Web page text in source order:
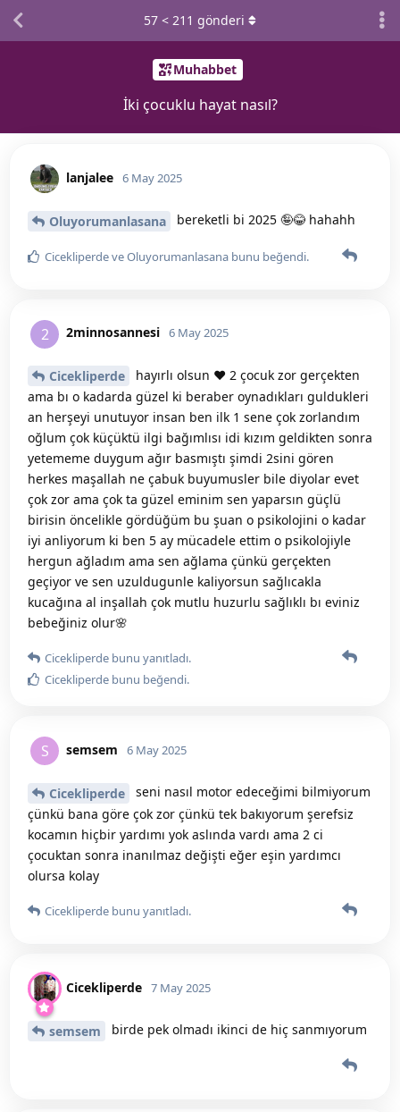
Muhabbet
İki çocuklu hayat nasıl?
57 < 211 gönderi
lanjalee 6 May 2025
Oluyorumanlasana bereketli bi 2025 🤪😂 hahahh
CicekliperdeveOluyorumanlasana bunu beğendi.
2 2minnosannesi 6 May 2025
Cicekliperde
hayırlı olsun ❤️ 2 çocuk zor gerçekten
ama bı o kadarda güzel ki beraber oynadıkları guldukleri
an herşeyi unutuyor insan ben ilk 1 sene çok zorlandım
oğlum çok küçüktü ilgi bağımlısı idi kızım geldikten sonra
yetememe duygum ağır basmıştı şimdi 2sini gören
herkes maşallah ne çabuk buyumusler bile diyolar evet
çok zor ama çok ta güzel eminim sen yaparsın güçlü
birisin öncelikle gördüğüm bu şuan o psikolojini o kadar
iyi anliyorum ki ben 5 ay mücadele ettim o psikolojiyle
hergun ağladım ama sen ağlama çünkü gerçekten
geçiyor ve sen uzuldugunle kaliyorsun sağlıcakla
kucağına al inşallah çok mutlu huzurlu sağlıklı bı eviniz
bebeğiniz olur🌸
Cicekliperde bunu yanıtladı.
Cicekliperde bunu beğendi.
S semsem 6 May 2025
Cicekliperde
seni nasıl motor edeceğimi bilmiyorum
çünkü bana göre çok zor çünkü tek bakıyorum şerefsiz
kocamın hiçbir yardımı yok aslında vardı ama 2 ci
çocuktan sonra inanılmaz değişti eğer eşin yardımcı
olursa kolay
Cicekliperde bunu yanıtladı.
Cicekliperde 7 May 2025
semsem birde pek olmadı ikinci de hiç sanmıyorum